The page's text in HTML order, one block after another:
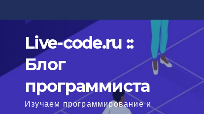
к
содержимомуLive-code.ru ::
Блог
программиста
Изучаем программирование и